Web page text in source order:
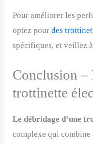
Pour améliorer les
optez pourdes
spécifiques, et veillez
Conclusion –
trottinette
Le débridage d’une
complexe qui combine